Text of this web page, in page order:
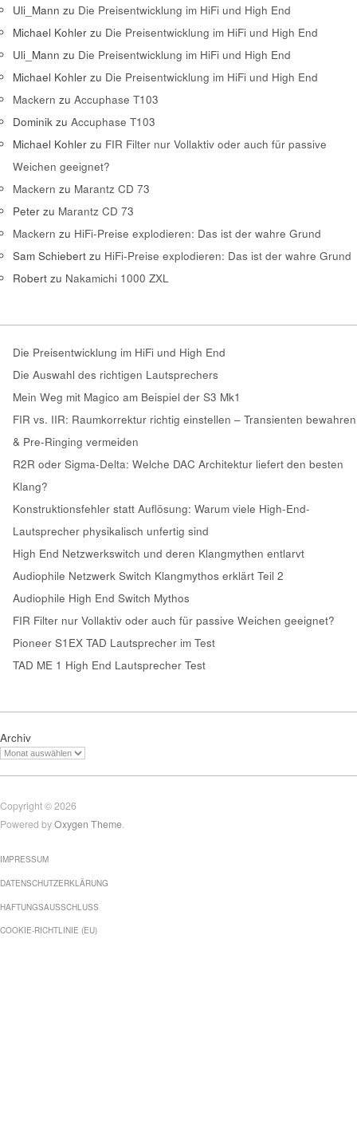
Uli_Mann zu Die Preisentwicklung im HiFi und High End
Michael Kohler zu Die Preisentwicklung im HiFi und High End
Uli_Mann zu Die Preisentwicklung im HiFi und High End
Michael Kohler zu Die Preisentwicklung im HiFi und High End
Mackern zu Accuphase T103
Dominik zu Accuphase T103
Michael Kohler zu FIR Filter nur Vollaktiv oder auch für passive
Weichen geeignet?
Mackern zu Marantz CD 73
Peter zu Marantz CD 73
Mackern zu HiFi-Preise explodieren: Das ist der wahre Grund
Sam Schiebert zu HiFi-Preise explodieren: Das ist der wahre Grund
Robert zu Nakamichi 1000 ZXL
Die Preisentwicklung im HiFi und High End
Die Auswahl des richtigen Lautsprechers
Mein Weg mit Magico am Beispiel der S3 Mk1
FIR vs. IIR: Raumkorrektur richtig einstellen – Transienten bewahren
& Pre-Ringing vermeiden
R2R oder Sigma-Delta: Welche DAC Architektur liefert den besten
Klang?
Konstruktionsfehler statt Auflösung: Warum viele High-End-
Lautsprecher physikalisch unfertig sind
High End Netzwerkswitch und deren Klangmythen entlarvt
Audiophile Netzwerk Switch Klangmythos erklärt Teil 2
Audiophile High End Switch Mythos
FIR Filter nur Vollaktiv oder auch für passive Weichen geeignet?
Pioneer S1EX TAD Lautsprecher im Test
TAD ME 1 High End Lautsprecher Test
Archiv
Copyright © 2026
Powered byOxygen Theme.
IMPRESSUM
DATENSCHUTZERKLÄRUNG
HAFTUNGSAUSSCHLUSS
COOKIE-RICHTLINIE (EU)